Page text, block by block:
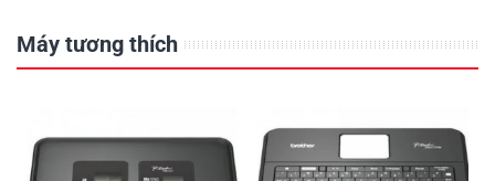
Máy tương thích